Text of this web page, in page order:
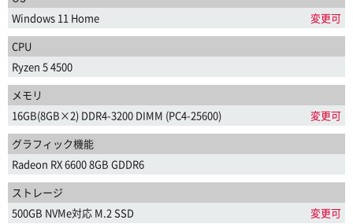
Windows 11 Home
変更可
CPU
Ryzen 5 4500
メモリ
16GB(8GB×2) DDR4-3200 DIMM (PC4-25600)
変更可
グラフィック機能
Radeon RX 6600 8GB GDDR6
ストレージ
500GB NVMe対応 M.2 SSD
変更可